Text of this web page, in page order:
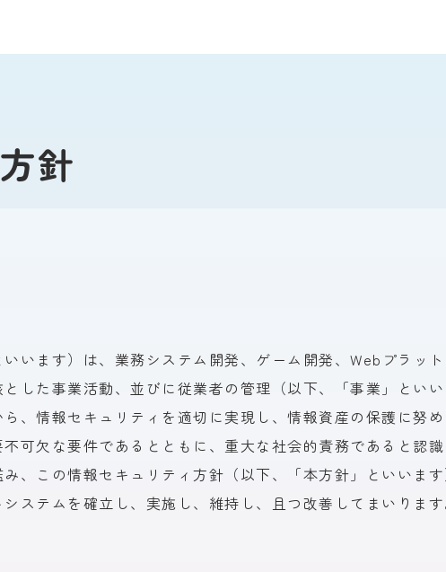
針
いいます）は、 業務システム開発、 ゲーム開発、Webプラッ
とした事業活動、並びに従業者の管理 （以下、 「事業」と い
ら、情報セキュリティを適切に実現し、情報資産の保護に努
不可欠な要件であるとともに、 重大な社会的責務であると 認
、 この情報セキュリティ方針 （以下、 「本方針」と いいま
ステムを確立し、 実施し、 維持し、 且つ改善して まいりま